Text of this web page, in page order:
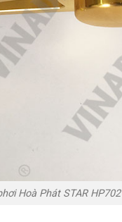
Hoà Phát STAR HP702